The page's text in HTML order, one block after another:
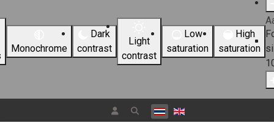
Monochrome
Dark
contrast
Light
contrast
Low
saturation
High
saturation
เลือกภาษาของคุณ